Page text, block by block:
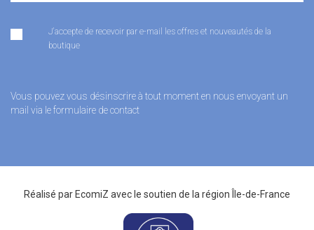
J'accepte de recevoir par e-mail les offres et nouveautés de la
boutique
Vous pouvez vous désinscrire à tout moment en nous envoyant un
mail via le formulaire de contact
Réalisé par EcomiZ avec le soutien de la région Île-de-France